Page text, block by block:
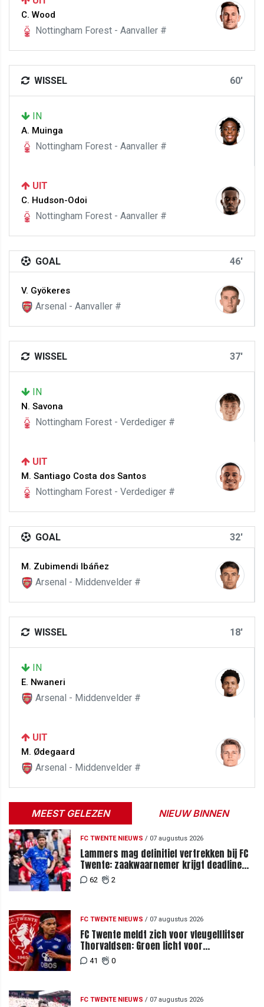
C. Wood
Nottingham Forest - Aanvaller #
WISSEL 60'
IN
A. Muinga
Nottingham Forest - Aanvaller #
UIT
C. Hudson-Odoi
Nottingham Forest - Aanvaller #
GOAL 46'
V. Gyökeres
Arsenal - Aanvaller #
WISSEL 37'
IN
N. Savona
Nottingham Forest - Verdediger #
UIT
M. Santiago Costa dos Santos
Nottingham Forest - Verdediger #
GOAL 32'
M. Zubimendi Ibáñez
Arsenal - Middenvelder #
WISSEL 18'
IN
E. Nwaneri
Arsenal - Middenvelder #
UIT
M. Ødegaard
Arsenal - Middenvelder #
MEEST GELEZEN NIEUW BINNEN
FC TWENTE NIEUWS / 07 augustus 2026
Lammers mag definitief vertrekken bij FC
Twente: zaakwaarnemer krijgt deadline
vanwege komst vervanger
62 2
FC TWENTE NIEUWS / 07 augustus 2026
FC Twente meldt zich voor vleugelflitser
Thorvaldsen: Groen licht voor
miljoenenbod
41 0
FC TWENTE NIEUWS / 07 augustus 2026